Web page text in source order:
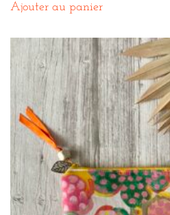
Ajouter au panier